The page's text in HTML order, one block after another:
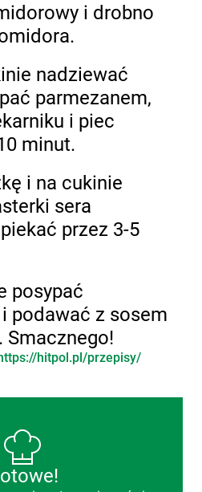
i drobno
nadziewać
parmezanem,
i piec
minut.
i na cukinie
sera
przez 3-5
posypać
podawać z sosem
hitpol.pl/przepisy/